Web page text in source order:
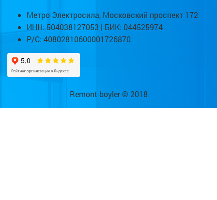
Метро Электросила, Московский проспект 172
ИНН: 504038127053 | БИК: 044525974
Р/С: 40802810600001726870
Remont-boyler © 2018